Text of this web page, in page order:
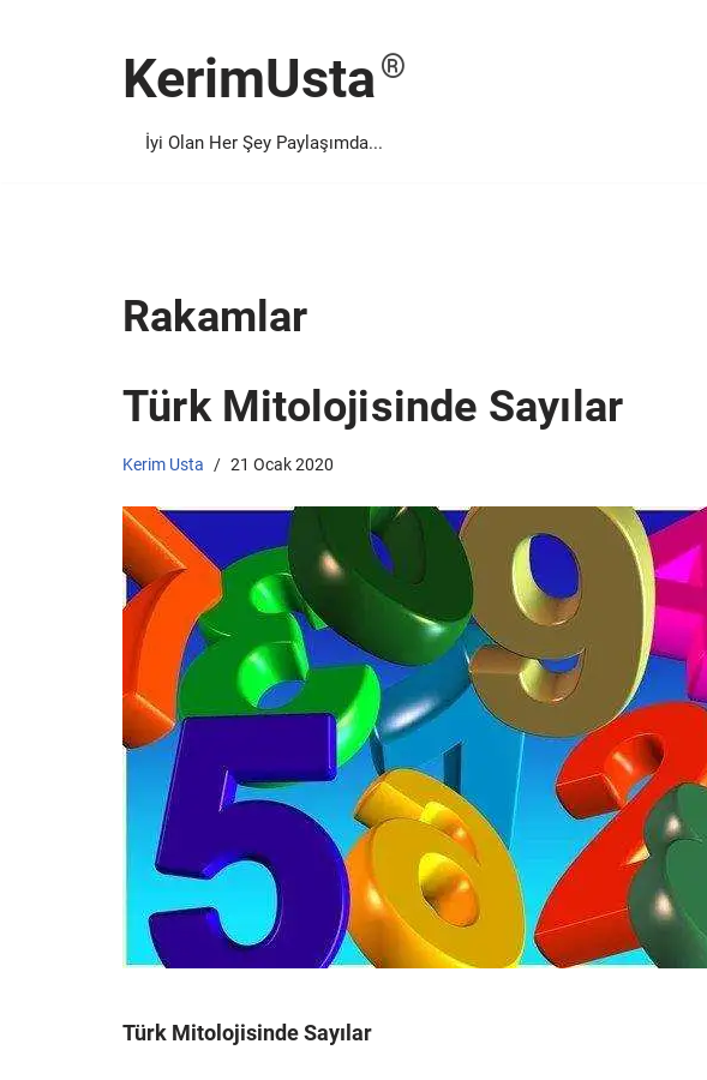
KerimUsta
İyi Olan Her Şey Paylaşımda...
Rakamlar
Türk Mitolojisinde Sayılar
Kerim Usta 21 Ocak 2020
Türk Mitolojisinde Sayılar